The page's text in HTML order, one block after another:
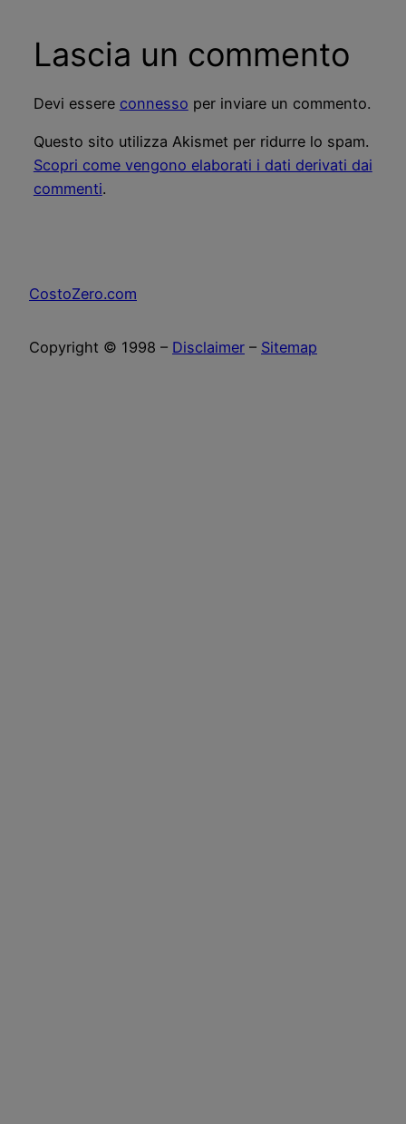
Lascia un commento
Devi essere connesso per inviare un commento.
Questo sito utilizza Akismet per ridurre lo spam.
Scopri come vengono elaborati i dati derivati dai
commenti.
CostoZero.com
Copyright © 1998 – Disclaimer – Sitemap